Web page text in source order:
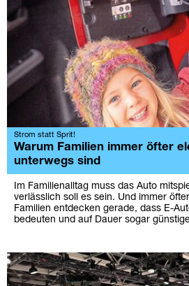
Strom statt Sprit!
Warum Familien immer öfter
unterwegs sind
Im Familienalltag muss das Auto
verlässlich soll es sein. Und immer
Familien entdecken gerade, dass E-
bedeuten und auf Dauer sogar